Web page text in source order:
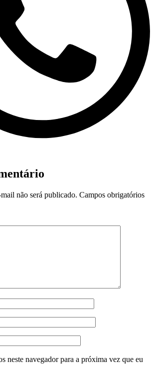
não será publicado. Campos obrigatórios
neste navegador para a próxima vez que eu